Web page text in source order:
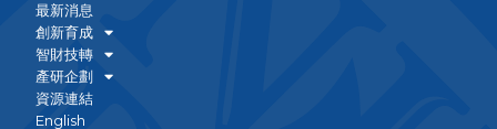
最新消息
創新育成
智財技轉
產研企劃
資源連結
English